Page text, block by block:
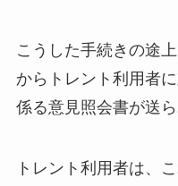
こうした手続きの途
からトレント利用者
係る意見照会書が送ら
トレント利用者は、